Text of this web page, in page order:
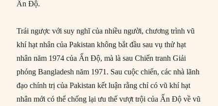
Ấn Độ.
Trái ngược với suy nghĩ của nhiều người, chương trình vũ
khí hạt nhân của Pakistan không bắt đầu sau vụ thử hạt
nhân năm 1974 của Ấn Độ, mà là sau Chiến tranh Giải
phóng Bangladesh năm 1971. Sau cuộc chiến, các nhà lãnh
đạo chính trị của Pakistan kết luận rằng chỉ có vũ khí hạt
nhân mới có thể chống lại ưu thế vượt trội của Ấn Độ về vũ